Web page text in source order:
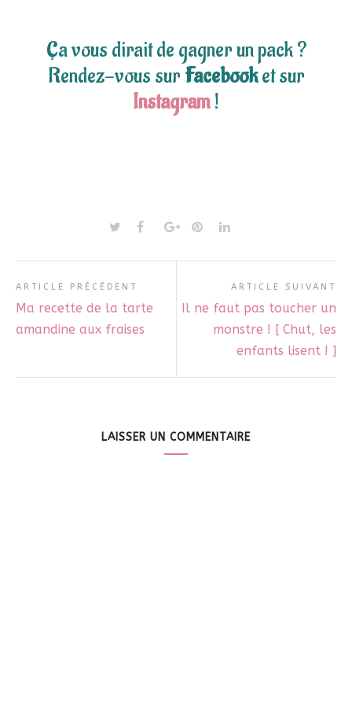
Ça vous dirait de gagner un pack ?
Rendez-vous sur Facebooket sur
Instagram!
ARTICLE PRÉCÉDENT
Ma recette de la tarte
amandine aux fraises
ARTICLE SUIVANT
Il ne faut pas toucher un
monstre ! [ Chut, les
enfants lisent ! ]
LAISSER UN COMMENTAIRE